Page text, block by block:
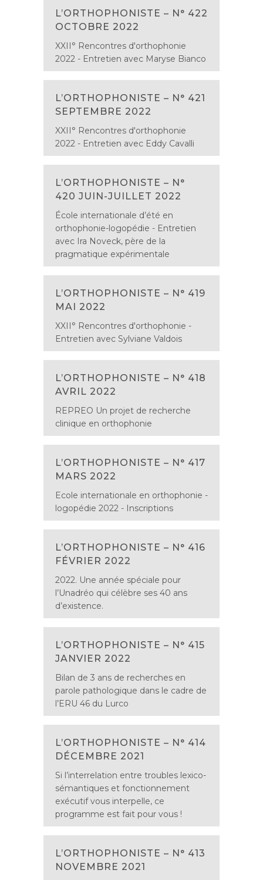
L’ORTHOPHONISTE – N° 422
OCTOBRE 2022
XXII° Rencontres d'orthophonie
2022 - Entretien avec Maryse Bianco
L’ORTHOPHONISTE – N° 421
SEPTEMBRE 2022
XXII° Rencontres d'orthophonie
2022 - Entretien avec Eddy Cavalli
L’ORTHOPHONISTE – N°
420 JUIN-JUILLET 2022
École internationale d’été en
orthophonie-logopédie - Entretien
avec Ira Noveck, père de la
pragmatique expérimentale
L’ORTHOPHONISTE – N° 419
MAI 2022
XXII° Rencontres d'orthophonie -
Entretien avec Sylviane Valdois
L’ORTHOPHONISTE – N° 418
AVRIL 2022
REPREO Un projet de recherche
clinique en orthophonie
L’ORTHOPHONISTE – N° 417
MARS 2022
Ecole internationale en orthophonie -
logopédie 2022 - Inscriptions
L’ORTHOPHONISTE – N° 416
FÉVRIER 2022
2022. Une année spéciale pour
l’Unadréo qui célèbre ses 40 ans
d’existence.
L’ORTHOPHONISTE – N° 415
JANVIER 2022
Bilan de 3 ans de recherches en
parole pathologique dans le cadre de
l’ERU 46 du Lurco
L’ORTHOPHONISTE – N° 414
DÉCEMBRE 2021
Si l’interrelation entre troubles lexico-
sémantiques et fonctionnement
exécutif vous interpelle, ce
programme est fait pour vous !
L’ORTHOPHONISTE – N° 413
NOVEMBRE 2021